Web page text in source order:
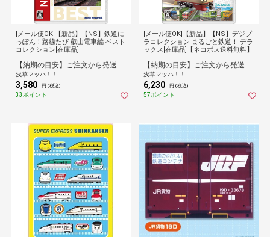
[メール便OK]【新品】【NS】鉄道に
っぽん！路線たび 叡山電車編 ベスト
コレクション[在庫品]
【納期の目安】ご注文から発送まで[1営業日※在庫品]お時間がかかります。
浅草マッハ！！
3,580 円 (税込)
33ポイント
[メール便OK]【新品】【NS】デジプ
ラコレクション まるごと鉄道！ デラ
ックス[在庫品]【ネコポス送料無料】
【納期の目安】ご注文から発送まで[1営業日※在庫品]お時間がかかります。
浅草マッハ！！
6,230 円 (税込)
57ポイント